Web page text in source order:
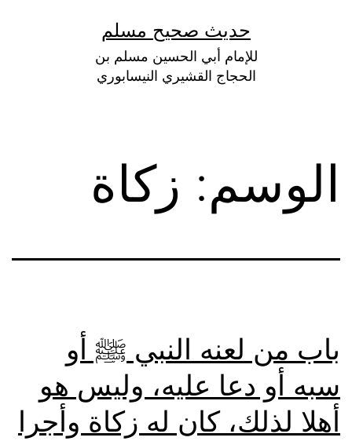
حديث صحيح مسلم
للإمام أبي الحسين مسلم بن
الحجاج القشيري النيسابوري
الوسم: زكاة
باب من لعنه النبي ﷺ أو
سبه أو دعا عليه، وليس هو
أهلا لذلك، كان له زكاة وأجرا